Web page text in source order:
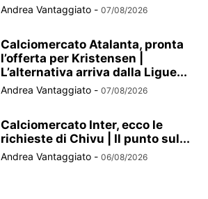
Andrea Vantaggiato - 07/08/2026
Calciomercato Atalanta, pronta
l’offerta per Kristensen |
L’alternativa arriva dalla Ligue...
Andrea Vantaggiato - 07/08/2026
Calciomercato Inter, ecco le
richieste di Chivu | Il punto sul...
Andrea Vantaggiato - 06/08/2026